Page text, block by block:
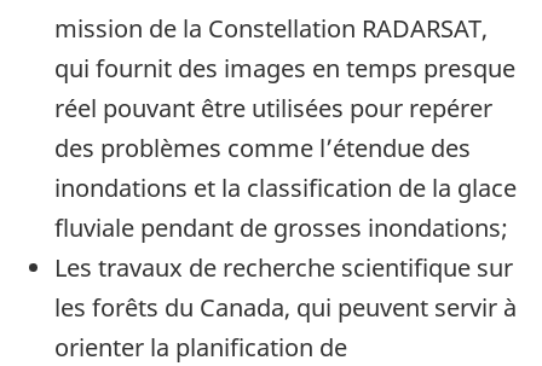
mission de la Constellation RADARSAT,
qui fournit des images en temps presque
réel pouvant être utilisées pour repérer
des problèmes comme l’étendue des
inondations et la classification de la glace
fluviale pendant de grosses inondations;
Les travaux de recherche scientifique sur
les forêts du Canada, qui peuvent servir à
orienter la planification de